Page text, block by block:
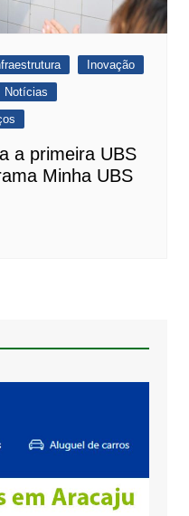
Inovação
Notícias
a primeira UBS
Minha UBS